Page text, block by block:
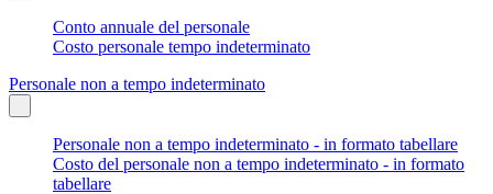
Conto annuale del personale
Costo personale tempo indeterminato
Personale non a tempo indeterminato
Personale non a tempo indeterminato - in formato tabellare
Costo del personale non a tempo indeterminato - in formato
tabellare